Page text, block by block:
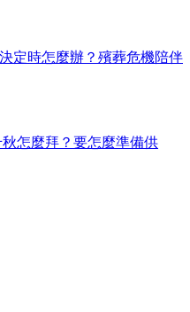
定時怎麼辦？殯葬危機陪伴
怎麼拜？要怎麼準備供